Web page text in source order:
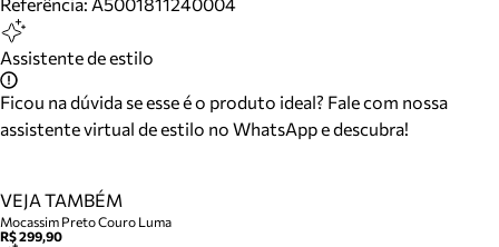
Assistente de estilo
Ficou na dúvida se esse é o produto ideal? Fale com nossa
assistente virtual de estilo no WhatsApp e descubra!
VEJA TAMBÉM
Mocassim Preto Couro Luma
R$ 299,90